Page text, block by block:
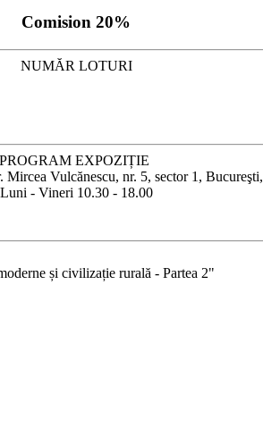
Comision 20%
NUMĂR LOTURI
PROGRAM EXPOZIȚIE
Mircea Vulcănescu, nr. 5, sector 1, Bucureşti,
Luni - Vineri 10.30 - 18.00
și civilizație rurală - Partea 2"